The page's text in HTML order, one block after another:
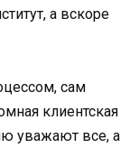
а вскоре
сам
клиентская
уважают все, а